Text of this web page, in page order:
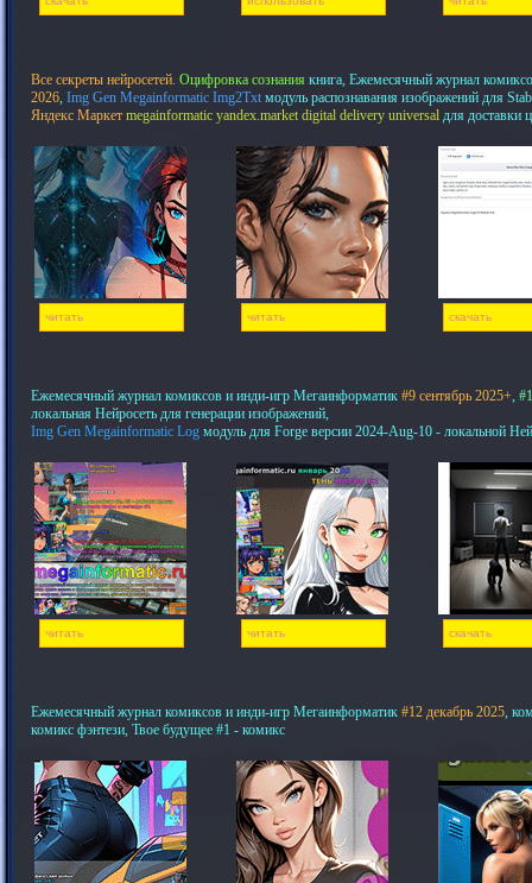
Все секреты нейросетей. Оцифровка сознания книга, Ежемесячный журнал
2026, Img Gen Megainformatic Img2Txt модуль распознавания изображений для
Яндекс Маркет megainformatic yandex.market digital delivery universal для доставки
читать читать скачать
Ежемесячный журнал комиксов и инди-игр Мегаинформатик #9 сентябрь 2025+,
локальная Нейросеть для генерации изображений,
Img Gen Megainformatic Log модуль для Forge версии 2024-Aug-10 - локальной
читать читать скачать
Ежемесячный журнал комиксов и инди-игр Мегаинформатик #12 декабрь 2025,
комикс фэнтези, Твое будущее #1 - комикс